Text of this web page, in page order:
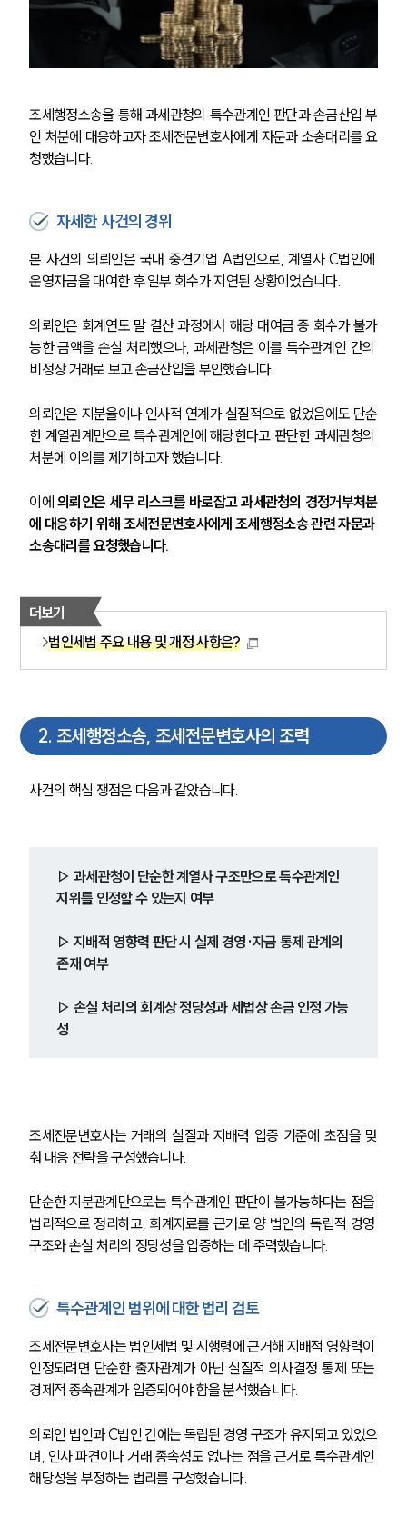
조세행정소송을 통해 과세관청의 특수관계인 판단과 손금산입 부
인 처분에 대응하고자 조세전문변호사에게 자문과 소송대리를 요
청했습니다.
자세한 사건의 경위
본 사건의 의뢰인은 국내 중견기업 A법인으로, 계열사 C법인에
운영자금을 대여한 후 일부 회수가 지연된 상황이었습니다.
의뢰인은 회계연도 말 결산 과정에서 해당 대여금 중 회수가 불가
능한 금액을 손실 처리했으나, 과세관청은 이를 특수관계인 간의
비정상 거래로 보고 손금산입을 부인했습니다.
의뢰인은 지분율이나 인사적 연계가 실질적으로 없었음에도 단순
한 계열관계만으로 특수관계인에 해당한다고 판단한 과세관청의
처분에 이의를 제기하고자 했습니다.
이에 의뢰인은 세무 리스크를 바로잡고 과세관청의 경정거부처분
에 대응하기 위해 조세전문변호사에게 조세행정소송 관련 자문과
소송대리를 요청했습니다.
더보기
법인세법 주요 내용 및 개정 사항은?
2. 조세행정소송, 조세전문변호사의 조력
사건의 핵심 쟁점은 다음과 같았습니다.
▷ 과세관청이 단순한 계열사 구조만으로 특수관계인
지위를 인정할 수 있는지 여부
▷ 지배적 영향력 판단 시 실제 경영·자금 통제 관계의
존재 여부
▷ 손실 처리의 회계상 정당성과 세법상 손금 인정 가능
성
조세전문변호사는 거래의 실질과 지배력 입증 기준에 초점을 맞
춰 대응 전략을 구성했습니다.
단순한 지분관계만으로는 특수관계인 판단이 불가능하다는 점을
법리적으로 정리하고, 회계자료를 근거로 양 법인의 독립적 경영
구조와 손실 처리의 정당성을 입증하는 데 주력했습니다.
특수관계인 범위에 대한 법리 검토
조세전문변호사는 법인세법 및 시행령에 근거해 지배적 영향력이
인정되려면 단순한 출자관계가 아닌 실질적 의사결정 통제 또는
경제적 종속관계가 입증되어야 함을 분석했습니다.
의뢰인 법인과 C법인 간에는 독립된 경영 구조가 유지되고 있었으
며, 인사 파견이나 거래 종속성도 없다는 점을 근거로 특수관계인
해당성을 부정하는 법리를 구성했습니다.